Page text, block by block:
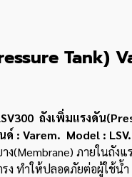
Tank)
ถังเพิ่มแรงดัน
ด์ : Varem. Model :
ง(Membrane) ภายในถัง
รง ทำให้ปลอดภัยต่อผู้ใช้น้